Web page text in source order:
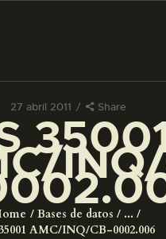
27 abril 2011 Share
Bases de datos
...
AMC/INQ/CB-0002.006
LA VISITA